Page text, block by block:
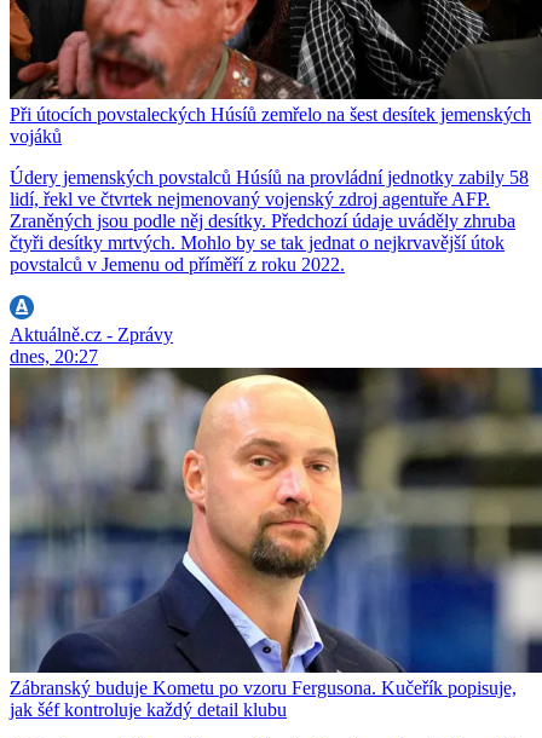
Při útocích povstaleckých Húsíů zemřelo na šest desítek jemenských
vojáků
Údery jemenských povstalců Húsíů na provládní jednotky zabily 58
lidí, řekl ve čtvrtek nejmenovaný vojenský zdroj agentuře AFP.
Zraněných jsou podle něj desítky. Předchozí údaje uváděly zhruba
čtyři desítky mrtvých. Mohlo by se tak jednat o nejkrvavější útok
povstalců v Jemenu od příměří z roku 2022.
Aktuálně.cz - Zprávy
dnes, 20:27
Zábranský buduje Kometu po vzoru Fergusona. Kučeřík popisuje,
jak šéf kontroluje každý detail klubu